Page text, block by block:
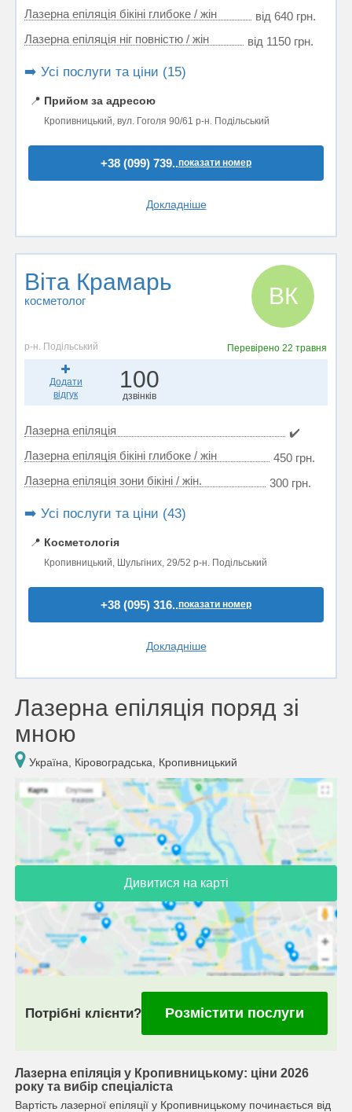
Лазерна епіляція бікіні глибоке / жін
від 640 грн.
Лазерна епіляція ніг повністю / жін
від 1150 грн.
➡️ Усі послуги та ціни (15)
📍 Прийом за адресою
Кропивницький, вул. Гоголя 90/61 р-н. Подільський
+38 (099) 739..показати номер
Докладніше
Віта Крамарь
косметолог ВК
р-н. Подільський Перевірено22 травня
Додати
відгук
100
дзвінків
Лазерна епіляція
✔️
Лазерна епіляція бікіні глибоке / жін
450 грн.
Лазерна епіляція зони бікіні / жін.
300 грн.
➡️ Усі послуги та ціни (43)
📍 Косметологія
Кропивницький, Шульгіних, 29/52 р-н. Подільський
+38 (095) 316..показати номер
Докладніше
Лазерна епіляція поряд зі
мною
Україна, Кіровоградська, Кропивницький
Дивитися на карті
Потрібні клієнти? Розмістити послуги
Лазерна епіляція у Кропивницькому: ціни 2026
року та вибір спеціаліста
Вартість лазерної епіляції у Кропивницькому починається від